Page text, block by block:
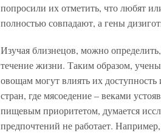
попросили их отметить, что любят
полностью совпадают, а гены
Изучая близнецов, можно
течение жизни. Таким образом,
овощам могут влиять их доступность
стран, где мясоедение – веками
пищевым приоритетом, думается
предпочтений не работает.